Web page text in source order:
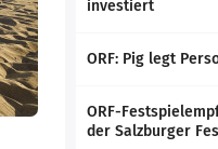
investiert
ORF: Pig legt
ORF-
der Salzburger